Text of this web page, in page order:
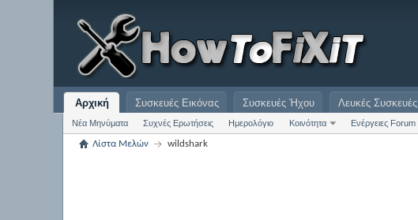
Αρχική
Νέα Μηνύματα Συχνές Ερωτήσεις Ημερολόγιο Κοινότητα Ενέργειες Forum
Συσκευές Εικόνας Συσκευές Ήχου Λευκές Συσκευές
Λίστα Μελών wildshark